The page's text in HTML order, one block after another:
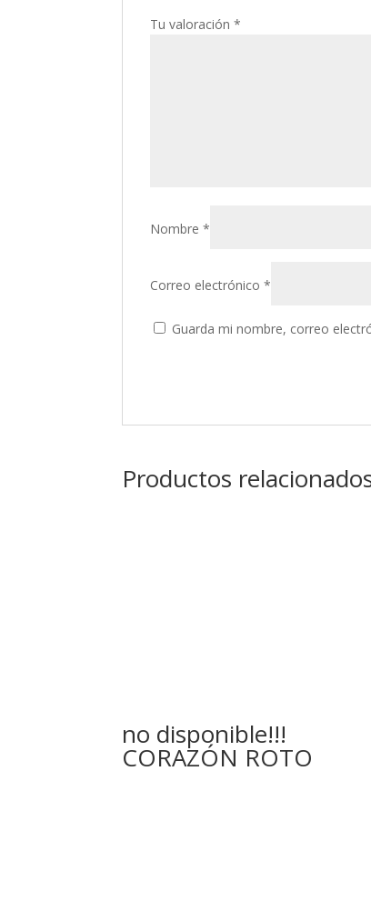
Tu valoración*
Nombre*
Correo electrónico*
Guarda mi nombre, correo
Productos
no disponible!!!
CORAZÓN ROTO